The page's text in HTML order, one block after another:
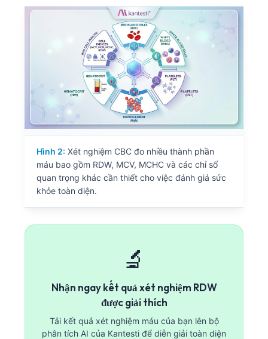
Hình 2: Xét nghiệm CBC đo nhiều thành phần
máu bao gồm RDW, MCV, MCHC và các chỉ số
quan trọng khác cần thiết cho việc đánh giá sức
khỏe toàn diện.
🔬
Nhận ngay kết quả xét nghiệm RDW
được giải thích
Tải kết quả xét nghiệm máu của bạn lên bộ
phân tích AI của Kantesti để diễn giải toàn diện